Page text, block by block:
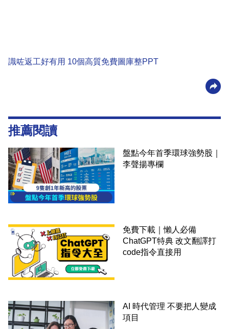
識咗返工好有用 10個高質免費圖庫整PPT
推薦閱讀
盤點今年首季環球強勢股｜
李聲揚專欄
免費下載｜懶人必備
ChatGPT特典 改文翻譯打
code指令直接用
AI 時代管理 不要把人變成
項目